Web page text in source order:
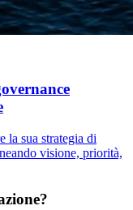
la sua strategia di
visione, priorità,